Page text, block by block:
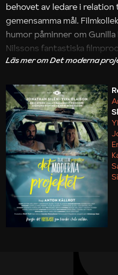
behovet av ledare i relation
gemensamma mål.
humor påminner om
Nilssons fantastiska
iakttagelser om hur svårt
Maja Kekonius